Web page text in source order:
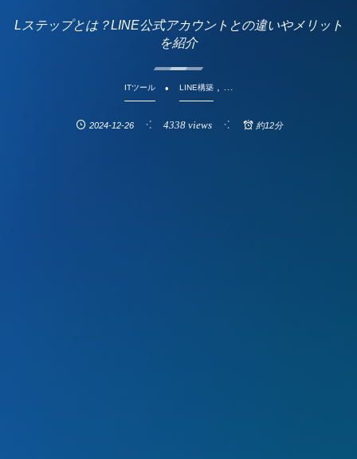
Lステップとは？LINE公式アカウントとの違いやメリット
を紹介
ITツール LINE構築, …
2024-12-26 4338 views 約12分